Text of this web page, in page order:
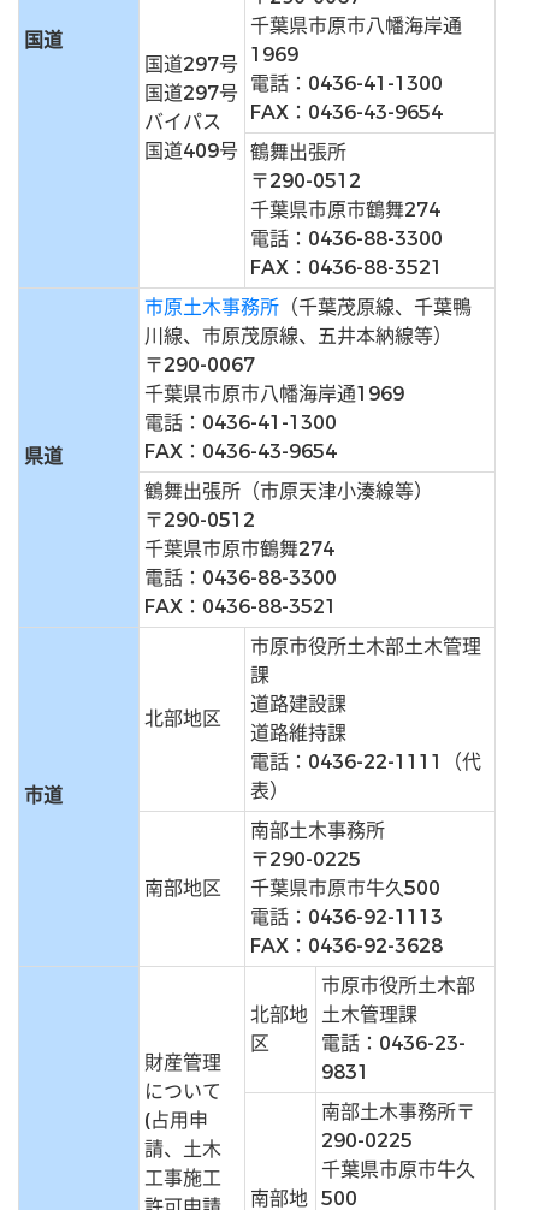
国道
国道297号
国道297号
バイパス
国道409号
千葉県市原市八幡海岸通
1969
電話：0436-41-1300
FAX：0436-43-9654
鶴舞出張所
〒290-0512
千葉県市原市鶴舞274
電話：0436-88-3300
FAX：0436-88-3521
県道
市原土木事務所 （千葉茂原線、千葉鴨
川線、市原茂原線、五井本納線等）
〒290-0067
千葉県市原市八幡海岸通1969
電話：0436-41-1300
FAX：0436-43-9654
鶴舞出張所（市原天津小湊線等）
〒290-0512
千葉県市原市鶴舞274
電話：0436-88-3300
FAX：0436-88-3521
市道
北部地区
市原市役所土木部土木管理
課
道路建設課
道路維持課
電話：0436-22-1111（代
表）
南部地区
南部土木事務所
〒290-0225
千葉県市原市牛久500
電話：0436-92-1113
FAX：0436-92-3628
財産管理
について
(占用申
請、土木
工事施工
北部地
区
市原市役所土木部
土木管理課
電話：0436-23-
9831
南部地
南部土木事務所〒
290-0225
千葉県市原市牛久
500